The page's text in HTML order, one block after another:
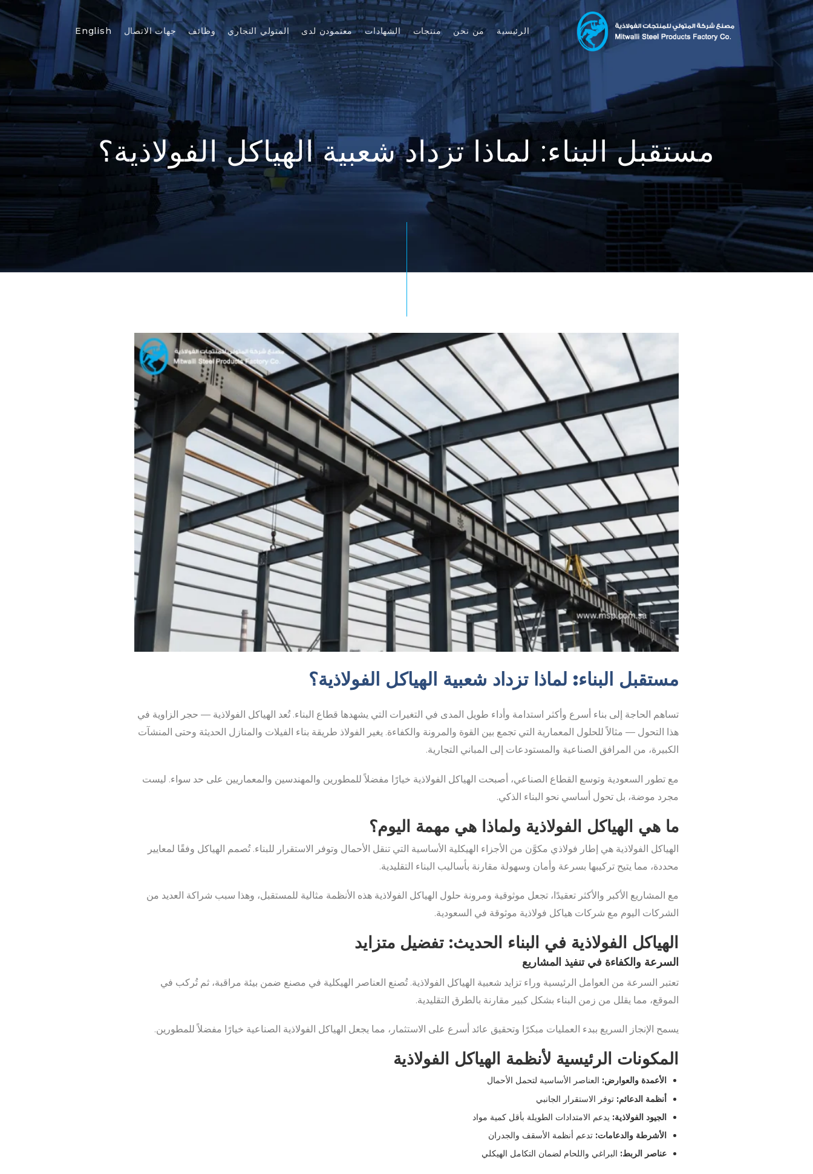
الرئيسية من نحن منتجات الشهادات معتمودن لدى المتولي التجاري وظائف جهات الاتصال English
مستقبل البناء: لماذا تزداد شعبية الهياكل الفولاذية؟
مستقبل البناء: لماذا تزداد شعبية الهياكل الفولاذية؟
تساهم الحاجة إلى بناء أسرع وأكثر استدامة وأداء طويل المدى في التغيرات التي يشهدها قطاع البناء. تُعد الهياكل الفولاذية — حجر الزاوية في
هذا التحول — مثالاً للحلول المعمارية التي تجمع بين القوة والمرونة والكفاءة. يغير الفولاذ طريقة بناء الفيلات والمنازل الحديثة وحتى المنشآت
الكبيرة، من المرافق الصناعية والمستودعات إلى المباني التجارية.
مع تطور السعودية وتوسع القطاع الصناعي، أصبحت الهياكل الفولاذية خيارًا مفضلاً للمطورين والمهندسين والمعماريين على حد سواء. ليست
مجرد موضة، بل تحول أساسي نحو البناء الذكي.
ما هي الهياكل الفولاذية ولماذا هي مهمة اليوم؟
الهياكل الفولاذية هي إطار فولاذي مكوَّن من الأجزاء الهيكلية الأساسية التي تنقل الأحمال وتوفر الاستقرار للبناء. تُصمم الهياكل وفقًا لمعايير
محددة، مما يتيح تركيبها بسرعة وأمان وسهولة مقارنة بأساليب البناء التقليدية.
مع المشاريع الأكبر والأكثر تعقيدًا، تجعل موثوقية ومرونة حلول الهياكل الفولاذية هذه الأنظمة مثالية للمستقبل، وهذا سبب شراكة العديد من
الشركات اليوم مع شركات هياكل فولاذية موثوقة في السعودية.
الهياكل الفولاذية في البناء الحديث: تفضيل متزايد
السرعة والكفاءة في تنفيذ المشاريع
تعتبر السرعة من العوامل الرئيسية وراء تزايد شعبية الهياكل الفولاذية. تُصنع العناصر الهيكلية في مصنع ضمن بيئة مراقبة، ثم تُركب في
الموقع، مما يقلل من زمن البناء بشكل كبير مقارنة بالطرق التقليدية.
يسمح الإنجاز السريع ببدء العمليات مبكرًا وتحقيق عائد أسرع على الاستثمار، مما يجعل الهياكل الفولاذية الصناعية خيارًا مفضلاً للمطورين.
المكونات الرئيسية لأنظمة الهياكل الفولاذية
الأعمدة والعوارض: العناصر الأساسية لتحمل الأحمال
أنظمة الدعائم: توفر الاستقرار الجانبي
الجيود الفولاذية: يدعم الامتدادات الطويلة بأقل كمية مواد
الأشرطة والدعامات: تدعم أنظمة الأسقف والجدران
عناصر الربط: البراغي واللحام لضمان التكامل الهيكلي